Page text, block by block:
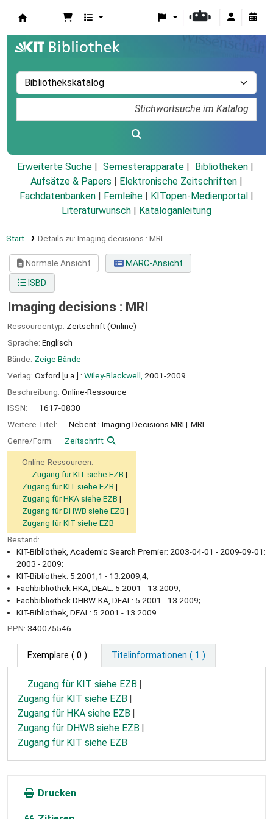
Erweiterte Suche Semesterapparate
Bibliotheken
Aufsätze & Papers
Elektronische Zeitschriften
Fachdatenbanken
Fernleihe KITopen-Medienportal
Literaturwunsch
Kataloganleitung
Start Details zu: Imaging decisions : MRI
Normale Ansicht
MARC-Ansicht
ISBD
Imaging decisions : MRI
Ressourcentyp: Zeitschrift (Online)
Sprache: Englisch
Bände: Zeige Bände
Verlag: Oxford [u.a.] : Wiley-Blackwell, 2001-2009
Beschreibung: Online-Ressource
ISSN:
1617-0830
Weitere Titel:
Nebent.: Imaging Decisions MRI
MRI
Genre/Form:
Zeitschrift
Online-Ressourcen:
Zugang für KIT siehe EZB
Zugang für KIT siehe EZB
Zugang für HKA siehe EZB
Zugang für DHWB siehe EZB
Zugang für KIT siehe EZB
Bestand:
KIT-Bibliothek, Academic Search Premier: 2003-04-01 - 2009-09-01:
2003 - 2009;
KIT-Bibliothek: 5.2001,1 - 13.2009,4;
Fachbibliothek HKA, DEAL: 5.2001 - 13.2009;
Fachbibliothek DHBW-KA, DEAL: 5.2001 - 13.2009;
KIT-Bibliothek, DEAL: 5.2001 - 13.2009
PPN: 340075546
Exemplare ( 0 ) Titelinformationen ( 1 )
Zugang für KIT siehe EZB
Zugang für KIT siehe EZB
Zugang für HKA siehe EZB
Zugang für DHWB siehe EZB
Zugang für KIT siehe EZB
Drucken